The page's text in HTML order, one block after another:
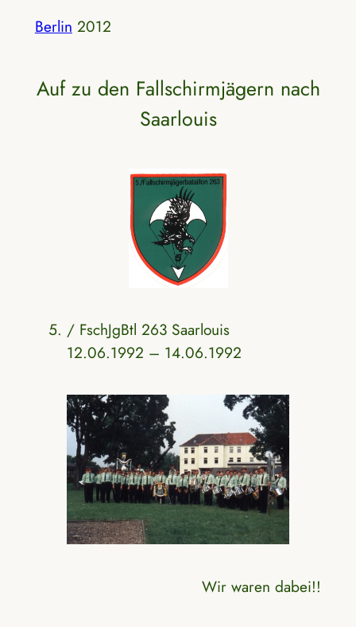
Berlin 2012
Auf zu den Fallschirmjägern nach
Saarlouis
/ FschJgBtl 263 Saarlouis
12.06.1992 – 14.06.1992
Wir waren dabei!!